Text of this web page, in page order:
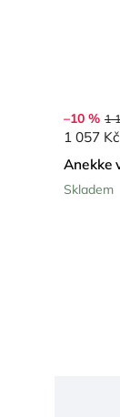
Anekke
Skladem
–10 % 1
1 057 Kč